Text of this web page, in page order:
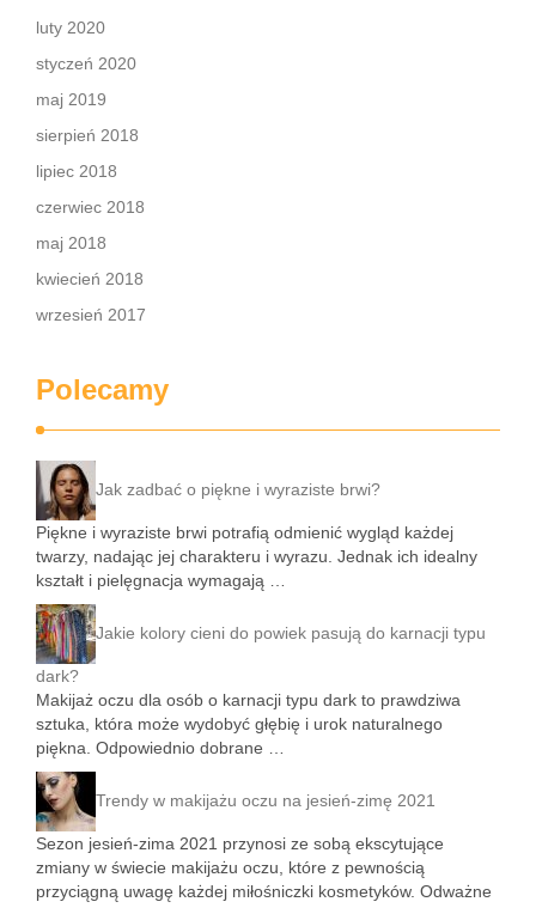
luty 2020
styczeń 2020
maj 2019
sierpień 2018
lipiec 2018
czerwiec 2018
maj 2018
kwiecień 2018
wrzesień 2017
Polecamy
Jak zadbać o piękne i wyraziste brwi?
Piękne i wyraziste brwi potrafią odmienić wygląd każdej
twarzy, nadając jej charakteru i wyrazu. Jednak ich idealny
kształt i pielęgnacja wymagają …
Jakie kolory cieni do powiek pasują do karnacji typu
dark?
Makijaż oczu dla osób o karnacji typu dark to prawdziwa
sztuka, która może wydobyć głębię i urok naturalnego
piękna. Odpowiednio dobrane …
Trendy w makijażu oczu na jesień-zimę 2021
Sezon jesień-zima 2021 przynosi ze sobą ekscytujące
zmiany w świecie makijażu oczu, które z pewnością
przyciągną uwagę każdej miłośniczki kosmetyków. Odważne